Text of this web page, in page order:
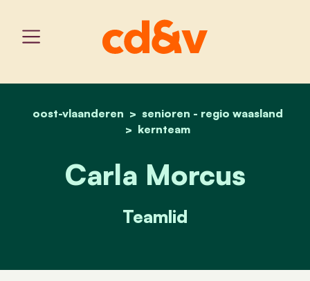
home
oost-vlaanderen
senioren - regio waasland
kernteam
carla morcus
Carla Morcus
Teamlid